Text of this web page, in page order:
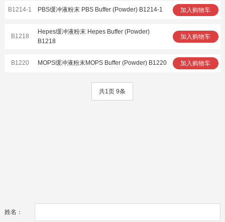
B1214-1 PBS缓冲液粉末 PBS Buffer (Powder) B1214-1 加入购物车
B1218
Hepes缓冲液粉末 Hepes Buffer (Powder)
B1218
加入购物车
B1220 MOPS缓冲液粉末MOPS Buffer (Powder) B1220 加入购物车
共1页 9条
姓名：